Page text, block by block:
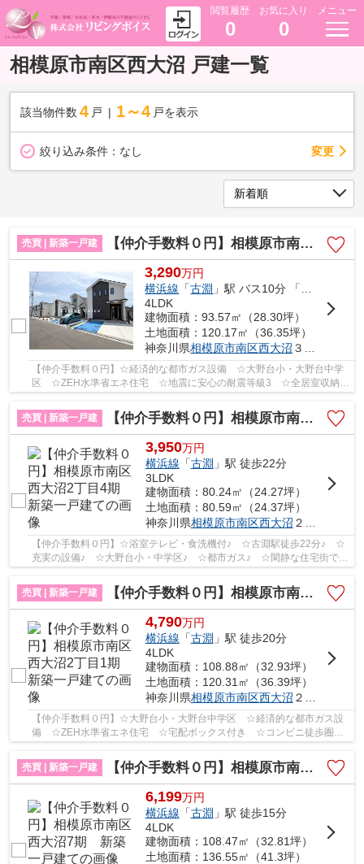
閲覧履歴
0
お気に入り
0
メニュー
相模原市南区西大沼 戸建一覧
該当物件数 4 戸 1～4 戸を表示
絞り込み条件： なし 変更
売買 | 新築一戸建 【仲介手数料０円】相模原市南区西大沼3丁目 新築一戸建て 全14棟
3,290万円
横浜線 「古淵 」駅 バス10分 「大沼中央」 停歩5分
4LDK
建物面積：93.57㎡（28.30坪）
土地面積：120.17㎡（36.35坪）
神奈川県相模原市南区西大沼 ３丁目
【仲介手数料０円】☆経済的な都市ガス設備 ☆大野台小・大野台中学
区 ☆ZEH水準省エネ住宅 ☆地震に安心の耐震等級3 ☆全居室収納完
売買 | 新築一戸建
【仲介手数料０円】相模原市南区西大沼2丁目4期 新築一戸建て
3,950万円
横浜線 「古淵 」駅 徒歩22分
3LDK
建物面積：80.24㎡（24.27坪）
土地面積：80.59㎡（24.37坪）
神奈川県相模原市南区西大沼 ２丁目
【仲介手数料０円】☆浴室テレビ・食洗機付♪ ☆古淵駅徒歩22分♪ ☆
充実の設備♪ ☆大野台小・中学区♪ ☆都市ガス♪ ☆閑静な住宅街です
売買 | 新築一戸建
【仲介手数料０円】相模原市南区西大沼2丁目1期 新築一戸建て
4,790万円
横浜線 「古淵 」駅 徒歩20分
4LDK
建物面積：108.88㎡（32.93坪）
土地面積：120.31㎡（36.39坪）
神奈川県相模原市南区西大沼 ２丁目
【仲介手数料０円】☆大野台小・大野台中学区 ☆経済的な都市ガス設
備 ☆ZEH水準省エネ住宅 ☆宅配ボックス付き ☆コンビニ徒歩圏内
売買 | 新築一戸建
【仲介手数料０円】相模原市南区西大沼7期 新築一戸建て
6,199万円
横浜線 「古淵 」駅 徒歩15分
4LDK
建物面積：108.47㎡（32.81坪）
土地面積：136.55㎡（41.3坪）